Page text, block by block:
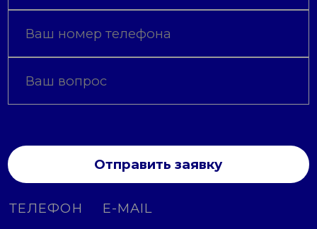
Отправить заявку
ТЕЛЕФОН E-MAIL